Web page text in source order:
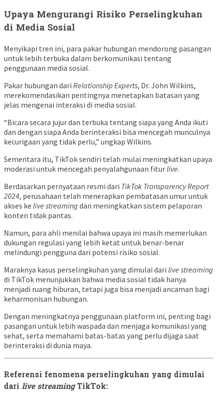
Upaya Mengurangi Risiko Perselingkuhan
di Media Sosial
Menyikapi tren ini, para pakar hubungan mendorong pasangan
untuk lebih terbuka dalam berkomunikasi tentang
penggunaan media sosial.
Pakar hubungan dari Relationship Experts, Dr. John Wilkins,
merekomendasikan pentingnya menetapkan batasan yang
jelas mengenai interaksi di media sosial.
“Bicara secara jujur dan terbuka tentang siapa yang Anda ikuti
dan dengan siapa Anda berinteraksi bisa mencegah munculnya
kecurigaan yang tidak perlu,” ungkap Wilkins.
Sementara itu, TikTok sendiri telah mulai meningkatkan upaya
moderasi untuk mencegah penyalahgunaan fiturlive.
Berdasarkan pernyataan resmi dari TikTok Transparency Report
2024, perusahaan telah menerapkan pembatasan umur untuk
akses ke live streaming dan meningkatkan sistem pelaporan
konten tidak pantas.
Namun, para ahli menilai bahwa upaya ini masih memerlukan
dukungan regulasi yang lebih ketat untuk benar-benar
melindungi pengguna dari potensi risiko sosial.
Maraknya kasus perselingkuhan yang dimulai dari live streaming
di TikTok menunjukkan bahwa media sosial tidak hanya
menjadi ruang hiburan, tetapi juga bisa menjadi ancaman bagi
keharmonisan hubungan.
Dengan meningkatnya penggunaan platform ini, penting bagi
pasangan untuk lebih waspada dan menjaga komunikasi yang
sehat, serta memahami batas-batas yang perlu dijaga saat
berinteraksi di dunia maya.
Referensi fenomena perselingkuhan yang dimulai
dari live streamingTikTok: